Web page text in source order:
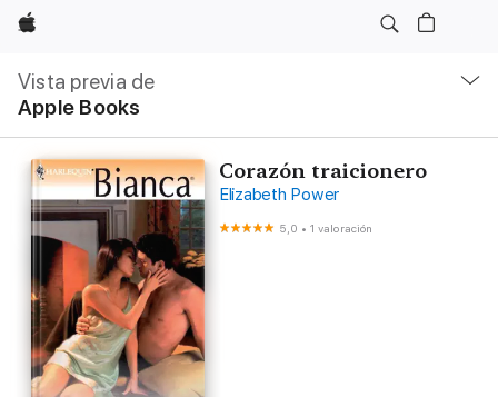
Apple
Vista previa de
Apple Books
local
Abrir
menú
Corazón traicionero
Elizabeth Power
5,0 •1 valoración